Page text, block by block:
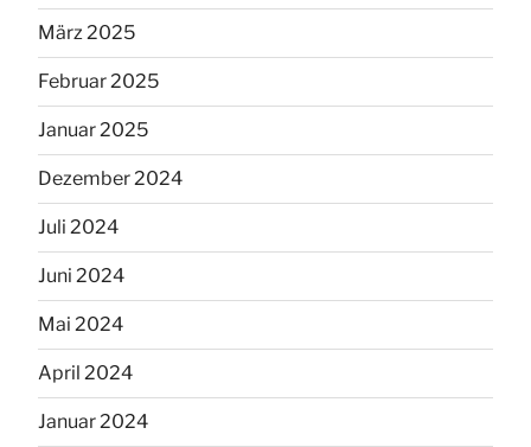
März 2025
Februar 2025
Januar 2025
Dezember 2024
Juli 2024
Juni 2024
Mai 2024
April 2024
Januar 2024